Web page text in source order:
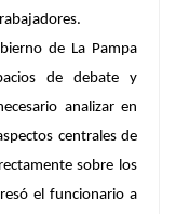
de La Pampa
de debate y
analizar en
centrales de
sobre los
el funcionario a